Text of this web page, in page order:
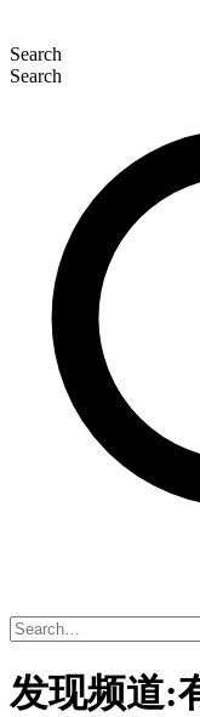
Search
Search
发现频道: